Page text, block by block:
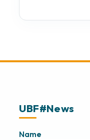
UBF#News
Name